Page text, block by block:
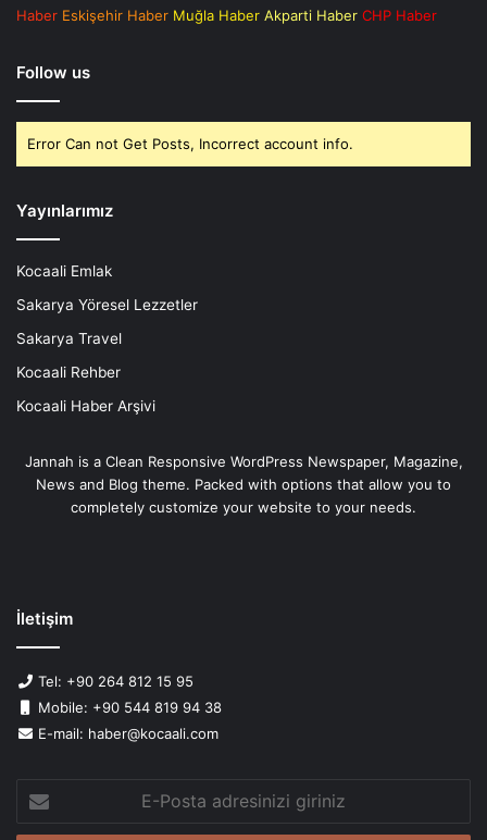
Haber Eskişehir Haber Muğla Haber Akparti Haber CHP Haber
Follow us
Error Can not Get Posts, Incorrect account info.
Yayınlarımız
Kocaali Emlak
Sakarya Yöresel Lezzetler
Sakarya Travel
Kocaali Rehber
Kocaali Haber Arşivi
Jannah is a Clean Responsive WordPress Newspaper, Magazine,
News and Blog theme. Packed with options that allow you to
completely customize your website to your needs.
İletişim
Tel: +90 264 812 15 95
Mobile: +90 544 819 94 38
E-mail: haber@kocaali.com
Posta
adresinizi